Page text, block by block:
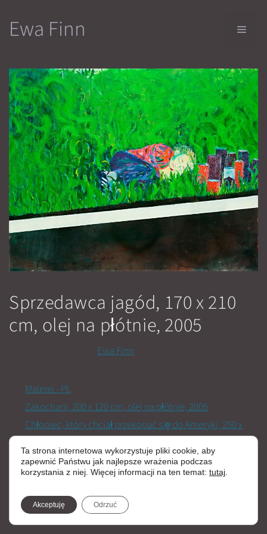
treściEwa Finn
Sprzedawca jagód, 170 x 210
cm, olej na płótnie, 2005
Ewa Finn
Kategorie
Malerei - PL
Zakochani, 200 x 120 cm, olej na płótnie, 2005
Chłopiec, który chciał przekopać się do Ameryki, 250 x
170 cm, olej na płótnie, 2006
Ta strona internetowa wykorzystuje pliki cookie, aby
zapewnić Państwu jak najlepsze wrażenia podczas
korzystania z niej. Więcej informacji na ten temat: tutaj
Akceptuję Odrzuć